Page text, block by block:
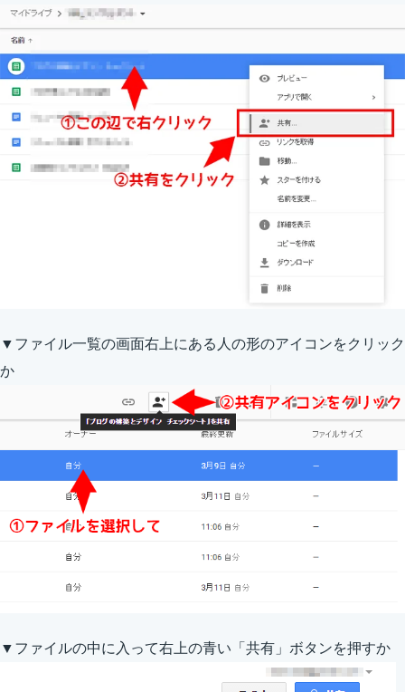
▼ファイル一覧の画面右上にある人の形のアイコンをクリック
か
▼ファイルの中に入って右上の青い「共有」ボタンを押すか